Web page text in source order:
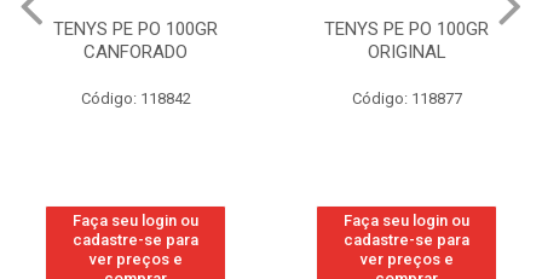
TENYS PE PO 100GR
CANFORADO
Código: 118842
Faça seu login ou
cadastre-se para
ver preços e
TENYS PE PO 100GR
ORIGINAL
Código: 118877
Faça seu login ou
cadastre-se para
ver preços e